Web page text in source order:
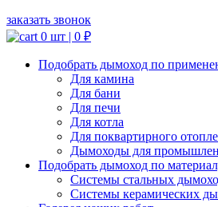
заказать звонок
0 шт | 0 ₽
Подобрать дымоход по
Для камина
Для бани
Для печи
Для котла
Для поквартирного
Дымоходы для
Подобрать дымоход по
Системы стальных
Системы керамических